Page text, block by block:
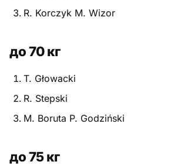
Психология бойца
Растяжка и ОФП
Терминология
Травмы
R. Korczyk M. Wizor
до 70 кг
T. Głowacki
R. Stepski
M. Boruta P. Godziński
до 75 кг